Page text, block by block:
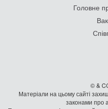
Головне
© &
Матеріали на цьому сайті
законами про